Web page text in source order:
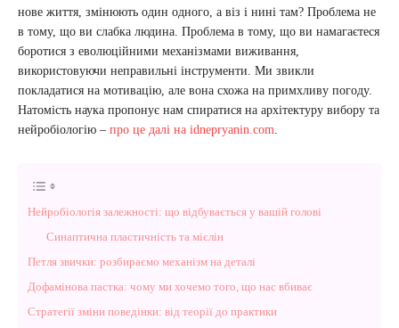
нове життя, змінюють один одного, а віз і нині там? Проблема не
в тому, що ви слабка людина. Проблема в тому, що ви намагаєтеся
боротися з еволюційними механізмами виживання,
використовуючи неправильні інструменти. Ми звикли
покладатися на мотивацію, але вона схожа на примхливу погоду.
Натомість наука пропонує нам спиратися на архітектуру вибору та
нейробіологію – про це далі на idnepryanin.com
Нейробіологія залежності: що відбувається у вашій голові
Синаптична пластичність та мієлін
Петля звички: розбираємо механізм на деталі
Дофамінова пастка: чому ми хочемо того, що нас вбиває
Стратегії зміни поведінки: від теорії до практики